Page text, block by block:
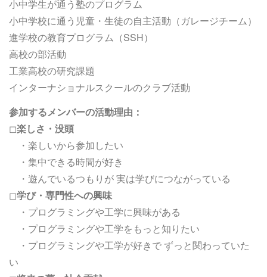
小中学生が通う塾のプログラム
小中学校に通う児童・生徒の自主活動（ガレージチーム）
進学校の教育プログラム（SSH）
高校の部活動
工業高校の研究課題
インターナショナルスクールのクラブ活動
参加するメンバーの活動理由：
◻︎楽しさ・没頭
・楽しいから参加したい
・集中できる時間が好き
・遊んでいるつもりが 実は学びにつながっている
◻︎学び・専門性への興味
・プログラミングや工学に興味がある
・プログラミングや工学をもっと知りたい
・プログラミングや工学が好きで ずっと関わっていた
い